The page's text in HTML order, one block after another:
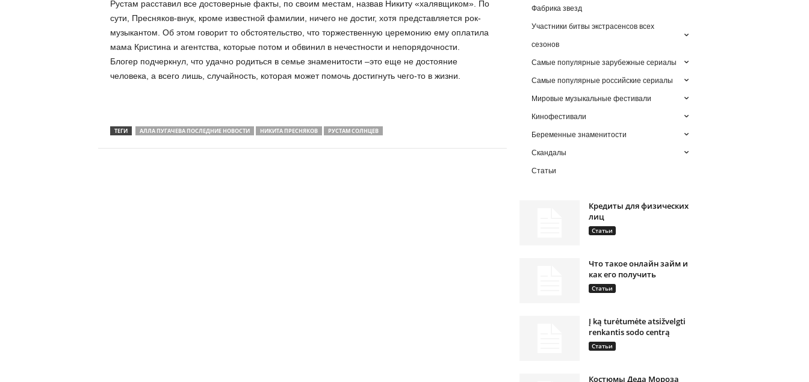
Рустам расставил все достоверные факты, по своим местам, назвав Никиту «халявщиком». По
сути, Пресняков-внук, кроме известной фамилии, ничего не достиг, хотя представляется рок-
музыкантом. Об этом говорит то обстоятельство, что торжественную церемонию ему оплатила
мама Кристина и агентства, которые потом и обвинил в нечестности и непорядочности.
Блогер подчеркнул, что удачно родиться в семье знаменитости –это еще не достояние
человека, а всего лишь, случайность, которая может помочь достигнуть чего-то в жизни.
ТЕГИ АЛЛА ПУГАЧЕВА ПОСЛЕДНИЕ НОВОСТИ НИКИТА ПРЕСНЯКОВ РУСТАМ СОЛНЦЕВ
Фабрика звезд
Участники битвы экстрасенсов всех
сезонов
Самые популярные зарубежные сериалы
Самые популярные российские сериалы
Мировые музыкальные фестивали
Кинофестивали
Беременные знаменитости
Скандалы
Статьи
Кредиты для физических
лиц
Статьи
Что такое онлайн займ и
как его получить
Статьи
Į ką turėtumėte atsižvelgti
renkantis sodo centrą
Статьи
Костюмы Деда Мороза